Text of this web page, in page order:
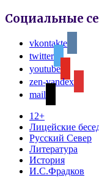
Социальные
vkontakte
twitter
youtube
zen-yandex
mail
12+
Лицейские
Русский Север
Литература
История
И.С.Фрадков